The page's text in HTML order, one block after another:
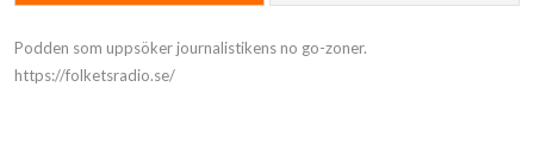
Podden som uppsöker journalistikens no go-zoner.
https://folketsradio.se/